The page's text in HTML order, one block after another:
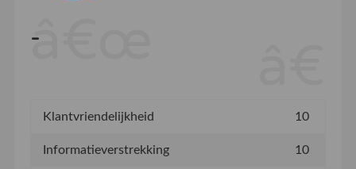
-
Klantvriendelijkheid 10
Informatieverstrekking 10